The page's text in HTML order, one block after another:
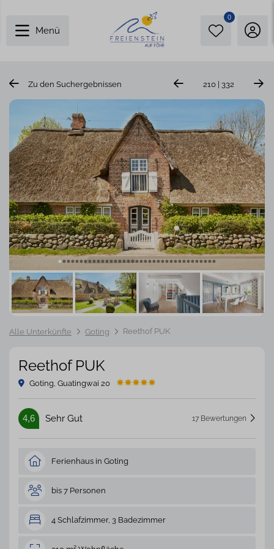
Menü
0
Zu den Suchergebnissen 210 | 332
Alle Unterkünfte Goting Reethof PUK
Reethof PUK
Goting, Guatingwai 20
4,6 Sehr Gut 17 Bewertungen
Ferienhaus in Goting
bis 7 Personen
4 Schlafzimmer, 3 Badezimmer